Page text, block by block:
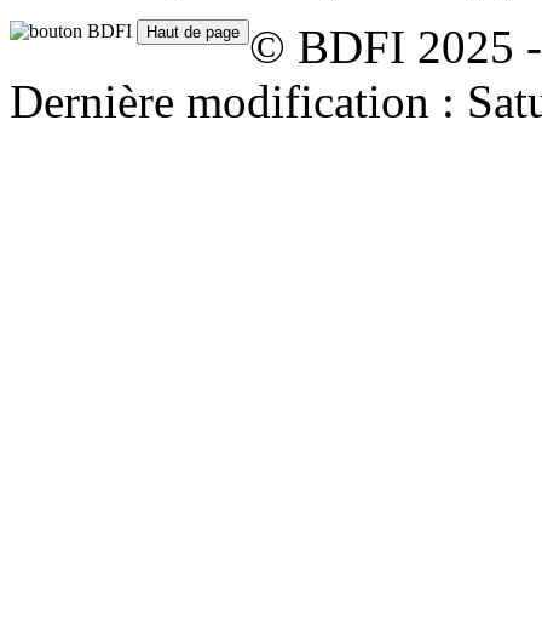
© BDFI 2025
Dernière modification :